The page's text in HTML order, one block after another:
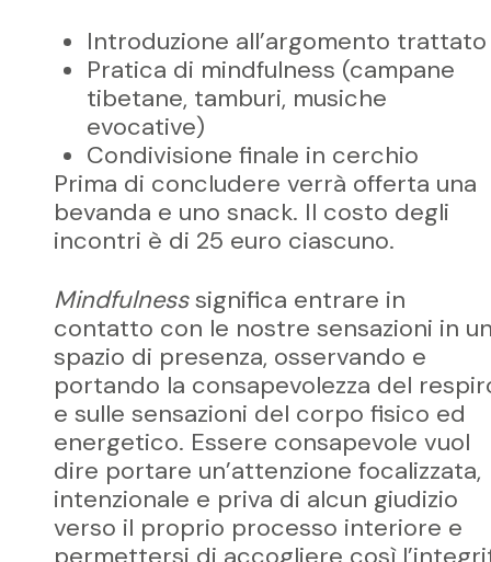
Introduzione all’argomento trattato
Pratica di mindfulness (campane
tibetane, tamburi, musiche
evocative)
Condivisione finale in cerchio
Prima di concludere verrà offerta una
bevanda e uno snack. Il costo degli
incontri è di 25 euro ciascuno.
Mindfulnesssignifica entrare in
contatto con le nostre sensazioni in
spazio di presenza, osservando e
portando la consapevolezza del
e sulle sensazioni del corpo fisico ed
energetico. Essere consapevole vuol
dire portare un’attenzione focalizzata,
intenzionale e priva di alcun giudizio
verso il proprio processo interiore e